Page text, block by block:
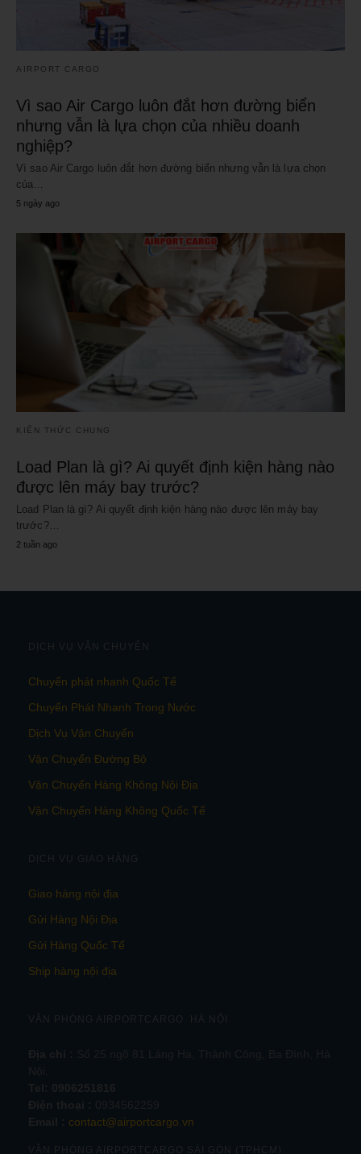
AIRPORT CARGO
Vì sao Air Cargo luôn đắt hơn đường biển
nhưng vẫn là lựa chọn của nhiều doanh
nghiệp?
Vì sao Air Cargo luôn đắt hơn đường biển nhưng vẫn là lựa chọn
của…
5 ngày ago
KIẾN THỨC CHUNG
Load Plan là gì? Ai quyết định kiện hàng nào
được lên máy bay trước?
Load Plan là gì? Ai quyết định kiện hàng nào được lên máy bay
trước?…
2 tuần ago
DỊCH VỤ VẬN CHUYỂN
Chuyển phát nhanh Quốc Tế
Chuyển Phát Nhanh Trong Nước
Dịch Vụ Vận Chuyển
Vận Chuyển Đường Bộ
Vận Chuyển Hàng Không Nội Địa
Vận Chuyển Hàng Không Quốc Tế
DỊCH VỤ GIAO HÀNG
Giao hàng nội địa
Gửi Hàng Nội Địa
Gửi Hàng Quốc Tế
Ship hàng nội địa
VĂN PHÒNG AIRPORTCARGO HÀ NỘI
contact@airportcargo.vn
VĂN PHÒNG AIRPORTCARGO SÀI GÒN (TPHCM)